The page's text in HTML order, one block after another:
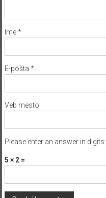
Ime*
E-pošta *
Veb mesto
Please enter an answer in digits:
5 × 2 =